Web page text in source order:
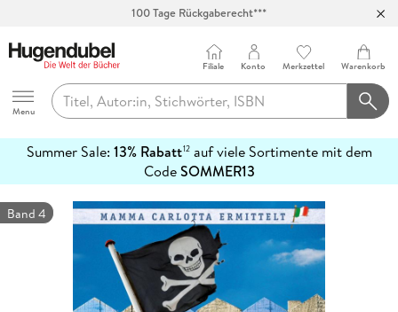
100 Tage Rückgaberecht***
Hugendubel
Menu
Filiale Konto Merkzettel Warenkorb
Summer Sale: 13% Rabatt12auf viele Sortimente mit dem
CodeSOMMER13
erfahren
Band 4